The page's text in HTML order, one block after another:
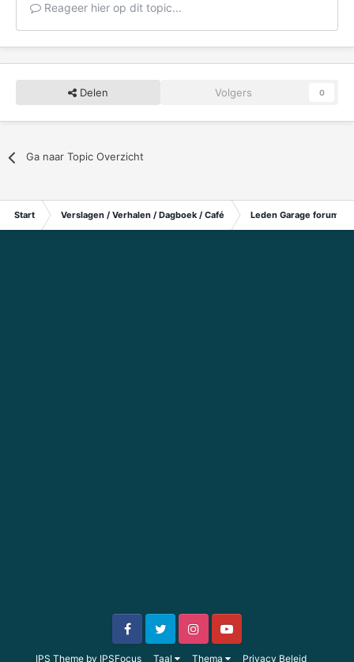
Reageer hier op dit topic...
Delen Volgers 0
Ga naar Topic Overzicht
Start Verslagen / Verhalen / Dagboek / Café Leden Garage forum
IPS Theme by IPSFocus Taal Thema Privacy Beleid